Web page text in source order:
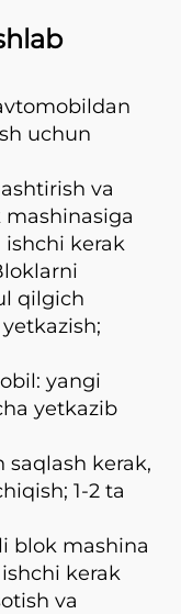
uchun
va
ishchi kerak
qilgich
yangi
yetkazib
saqlash kerak,
1-2 ta
blok mashina
kerak
va